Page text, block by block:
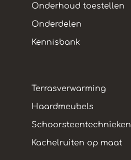
Onderhoud toestellen
Onderdelen
Kennisbank
Terrasverwarming
Haardmeubels
Schoorsteentechnieken
Kachelruiten op maat